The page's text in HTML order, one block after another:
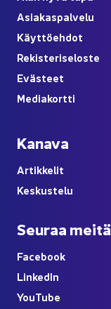
Asia­kas­pal­ve­lu
Käyt­tö­eh­dot
Re­kis­te­ri­se­los­te
Eväs­teet
Me­dia­kort­ti
Ka­na­va
Ar­tik­ke­lit
Kes­kus­te­lu
Seu­raa meitä
Face­book
Lin­ke­dIn
YouTube